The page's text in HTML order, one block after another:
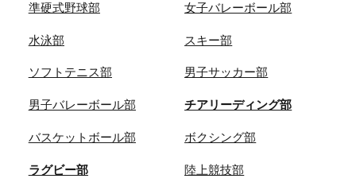
準硬式野球部 女子バレーボール部
水泳部 スキー部
ソフトテニス部 男子サッカー部
男子バレーボール部 チアリーディング部
バスケットボール部 ボクシング部
ラグビー部 陸上競技部